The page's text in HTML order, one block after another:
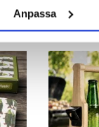
Anpassa